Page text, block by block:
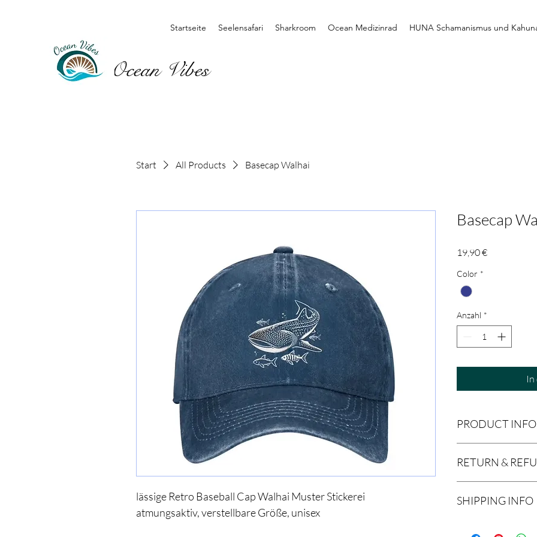
Ocean Vibes
Startseite Seelensafari Sharkroom Ocean Medizinrad HUNA Schamanismus und
Start All Products Basecap Walhai
lässige Retro Baseball Cap Walhai Muster Stickerei
atmungsaktiv, verstellbare Größe, unisex
Basecap
19,90 €Preis
Color *
Anzahl *
PRODUCT INFO
atmungsaktiv,
RETURN &
SHIPPING INFO